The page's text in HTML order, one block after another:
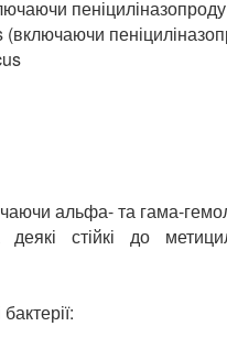
альфа- та гама-
стійкі до